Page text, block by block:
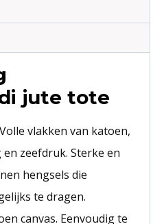
jute tote
vlakken van katoen,
zeefdruk. Sterke en
hengsels die
te dragen.
canvas. Eenvoudig te